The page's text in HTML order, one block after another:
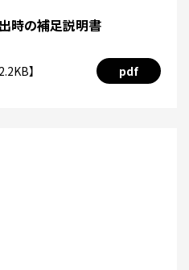
時の補足説明書
】 pdf